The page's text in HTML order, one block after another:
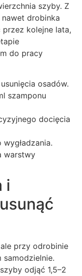
szyby. Z
drobinka
kolejne lata,
do pracy
osadów.
szamponu
docięcia
warstwy
i
przy odrobinie
odjąć 1,5–2